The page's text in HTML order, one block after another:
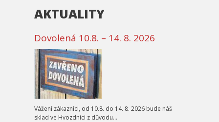
AKTUALITY
Dovolená 10.8. – 14. 8. 2026
Vážení zákazníci, od 10.8. do 14. 8. 2026 bude náš
sklad ve Hvozdnici z důvodu…